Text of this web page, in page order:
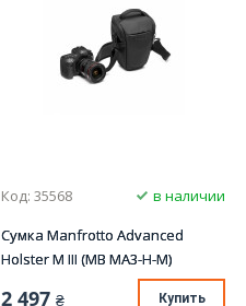
Код: 35568
в наличии
Сумка Manfrotto Advanced
Holster M III (MB MA3-H-M)
2 497 ₴ Купить